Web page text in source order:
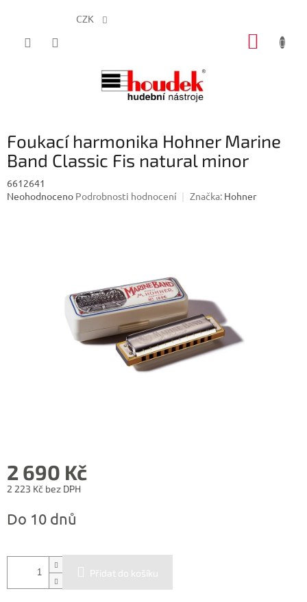
CZK
Foukací harmonika Hohner Marine
Band Classic Fis natural minor
6612641
Průměrné
Neohodnoceno Podrobnosti hodnocení Značka: Hohner
2 690 Kč
2 223 Kč bez DPH
cena:
Do 10 dnů
Přidat do košíku